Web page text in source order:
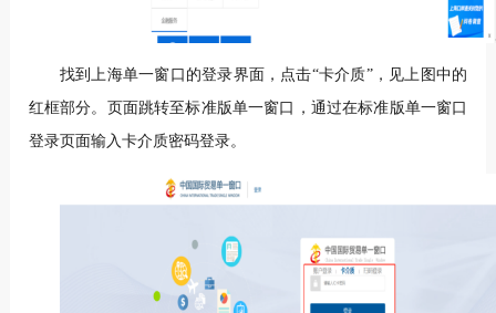
找到上海单一窗口的登录界面，点击“卡介质”，见上图中的
红框部分。页面跳转至标准版单一窗口，通过在标准版单一窗口
登录页面输入卡介质密码登录。